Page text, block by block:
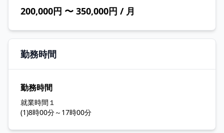
200,000円 〜 350,000円 / 月
勤務時間
勤務時間
就業時間１
(1)8時00分～17時00分